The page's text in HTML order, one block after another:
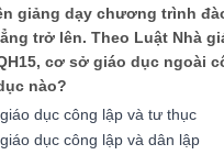
giảng dạy chương trình
trở lên. Theo Luật Nhà
cơ sở giáo dục ngoài
nào?
dục công lập và tư thục
dục công lập và dân lập